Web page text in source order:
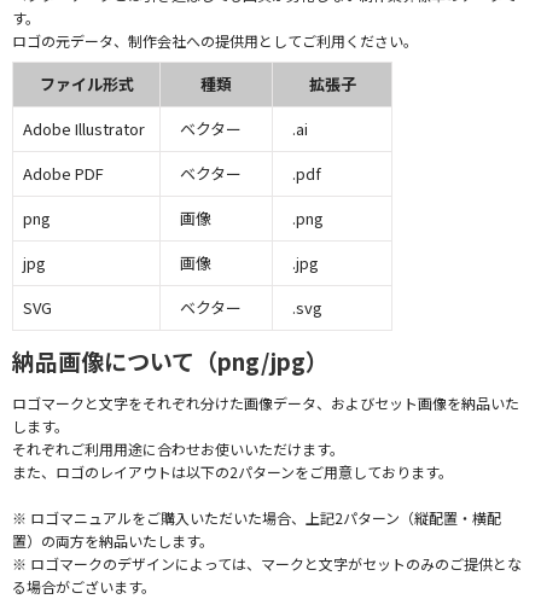
す。
ロゴの元データ、制作会社への提供用としてご利用ください。
ファイル形式 種類
拡張子
Adobe Illustrator
ベクター
.ai
Adobe PDF
ベクター
.pdf
png
画像
.png
jpg
画像
.jpg
SVG
ベクター .svg
納品画像について（png/jpg）
ロゴマークと文字をそれぞれ分けた画像データ、およびセット画像を納品いた
します。
それぞれご利用用途に合わせお使いいただけます。
また、ロゴのレイアウトは以下の2パターンをご用意しております。
※ ロゴマニュアルをご購入いただいた場合、上記2パターン（縦配置・横配
置）の両方を納品いたします。
※ ロゴマークのデザインによっては、マークと文字がセットのみのご提供とな
る場合がございます。